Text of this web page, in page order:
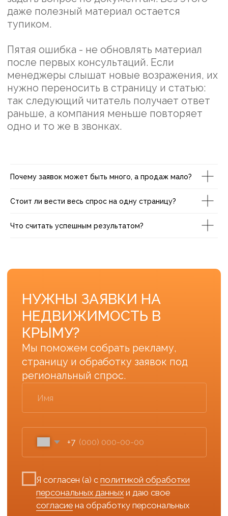
Почему заявок может быть много, а продаж мало?
Стоит ли вести весь спрос на одну страницу?
Что считать успешным результатом?